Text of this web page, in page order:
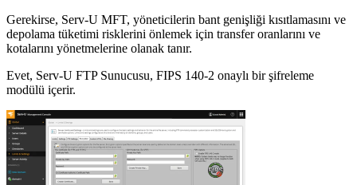
Gerekirse, Serv-U MFT, yöneticilerin bant genişliği kısıtlamasını ve
depolama tüketimi risklerini önlemek için transfer oranlarını ve
kotalarını yönetmelerine olanak tanır.
Evet, Serv-U FTP Sunucusu, FIPS 140-2 onaylı bir şifreleme
modülü içerir.